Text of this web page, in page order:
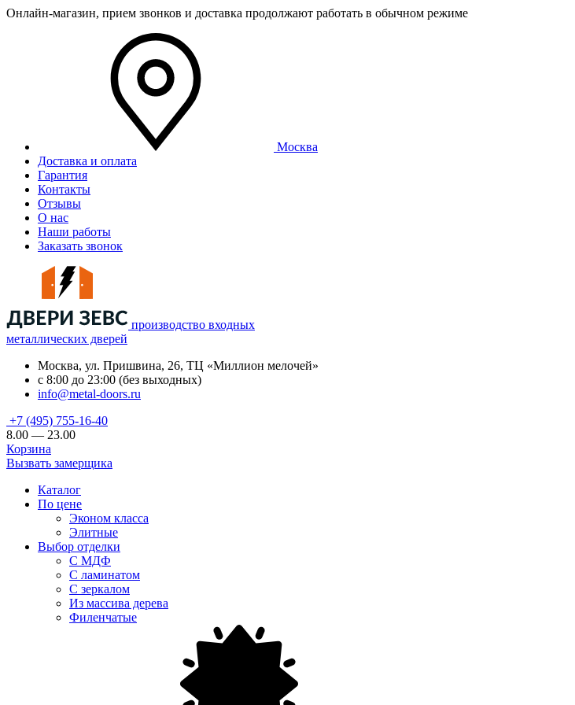
Онлайн-магазин, прием звонков и доставка продолжают работать в обычном режиме
Москва
Доставка и оплата
Гарантия
Контакты
Отзывы
О нас
Наши работы
Заказать звонок
производство входных
металлических дверей
Москва, ул. Пришвина, 26, ТЦ «Миллион мелочей»
с 8:00 до 23:00 (без выходных)
info@metal-doors.ru
+7 (495) 755-16-40
8.00 — 23.00
Корзина
Вызвать замерщика
Каталог
По цене
Эконом класса
Элитные
Выбор отделки
С МДФ
С ламинатом
С зеркалом
Из массива дерева
Филенчатые